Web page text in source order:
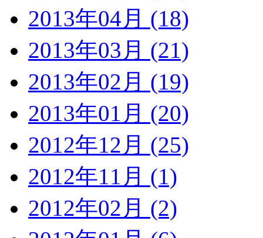
2013年04月 (18)
2013年03月 (21)
2013年02月 (19)
2013年01月 (20)
2012年12月 (25)
2012年11月 (1)
2012年02月 (2)